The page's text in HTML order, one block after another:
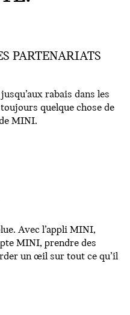
PARTENARIATS
rabais dans les
quelque chose de
MINI.
Avec l’appli MINI,
MINI, prendre des
un œil sur tout ce qu’il